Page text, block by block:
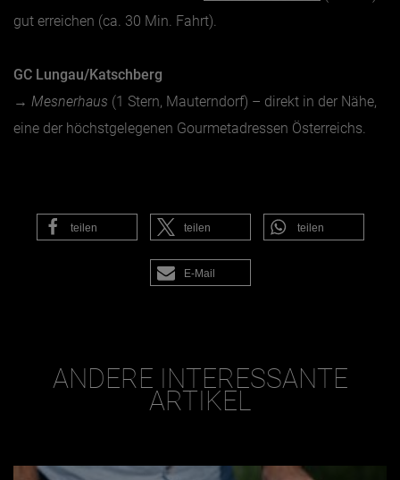
gut erreichen (ca. 30 Min. Fahrt).
GC Lungau/Katschberg
→ Mesnerhaus (1 Stern, Mauterndorf) – direkt in der Nähe,
eine der höchstgelegenen Gourmetadressen Österreichs.
teilen teilen teilen
E-Mail
ANDERE INTERESSANTE
ARTIKEL